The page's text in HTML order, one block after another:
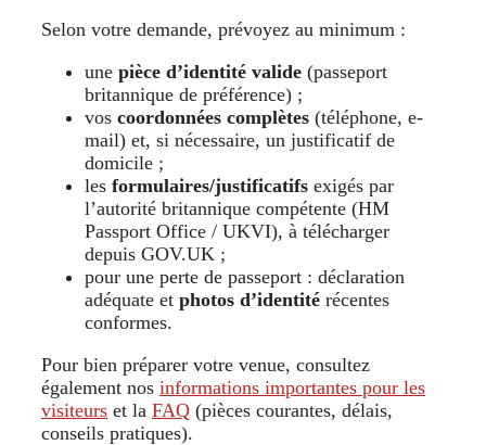
Selon votre demande, prévoyez au minimum :
une pièce d’identité valide (passeport
britannique de préférence) ;
vos coordonnées complètes (téléphone, e-
mail) et, si nécessaire, un justificatif de
domicile ;
les formulaires/justificatifs exigés par
l’autorité britannique compétente (HM
Passport Office / UKVI), à télécharger
depuis GOV.UK ;
pour une perte de passeport : déclaration
adéquate et photos d’identité récentes
conformes.
Pour bien préparer votre venue, consultez
également nos informations importantes pour les
visiteurs et la FAQ (pièces courantes, délais,
conseils pratiques).